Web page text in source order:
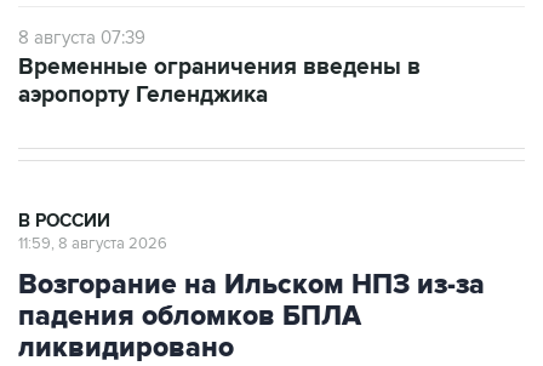
8 августа 07:39
Временные ограничения введены в
аэропорту Геленджика
В РОССИИ
11:59, 8 августа 2026
Возгорание на Ильском НПЗ из-за
падения обломков БПЛА
ликвидировано